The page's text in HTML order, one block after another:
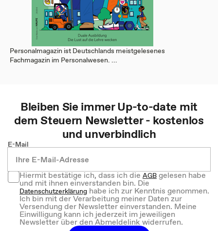
Personalmagazin ist Deutschlands meistgelesenes
Fachmagazin im Personalwesen. ...
Bleiben Sie immer Up-to-date mit
demSteuern Newsletter - kostenlos
und unverbindlich
E-Mail
Hiermit bestätige ich, dass ich dieAGBgelesen habe
und mit ihnen einverstanden bin. Die
Datenschutzerklärung habe ich zur Kenntnis genommen.
Ich bin mit der Verarbeitung meiner Daten zur
Versendung der Newsletter einverstanden. Meine
Einwilligung kann ich jederzeit im jeweiligen
Newsletter über den Abmeldelink widerrufen.